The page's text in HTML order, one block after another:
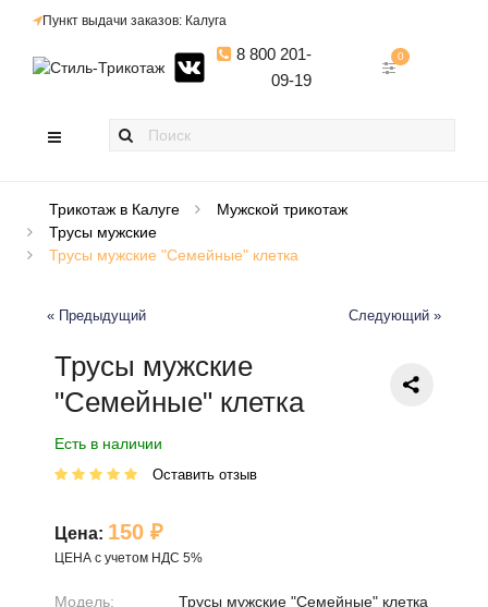
Пункт выдачи заказов: Калуга
8 800 201-
09-19
0
Трикотаж в Калуге
Мужской трикотаж
Трусы мужские
Трусы мужские "Семейные" клетка
« Предыдущий Следующий »
Трусы мужские
"Семейные" клетка
Есть в наличии
Оставить отзыв
Цена: 150 ₽
ЦЕНА с учетом НДС 5%
Модель:
Трусы мужские "Семейные" клетка